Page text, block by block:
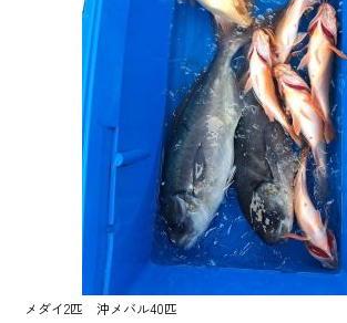
メダイ2匹 沖メバル40匹